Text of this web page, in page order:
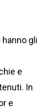
gli
e
In
e